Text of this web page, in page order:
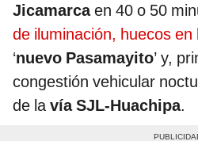
Jicamarcaen 40 o 50
de iluminación, huecos
‘nuevo Pasamayito’ y,
congestión vehicular
de lavía SJL-Huachipa.